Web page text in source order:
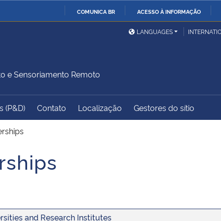
COMUNICA BR ACESSO À INFORMAÇÃO
Ministério da Defesa
Ministério das Relações
Exteriores
Ministério do
Controladoria-Geral da
Advocacia-Geral da União
LANGUAGES
e Sensoriamento Remoto
(P&D) Contato Localização Gestores do sítio
and Research Institutes